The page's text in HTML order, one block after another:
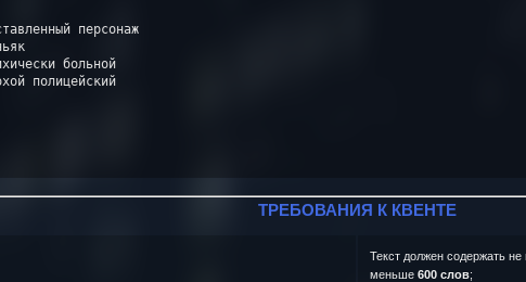
персонаж
больной
ТРЕБОВАНИЯ К КВЕНТЕ
Текст должен содержать
меньше600 слов;